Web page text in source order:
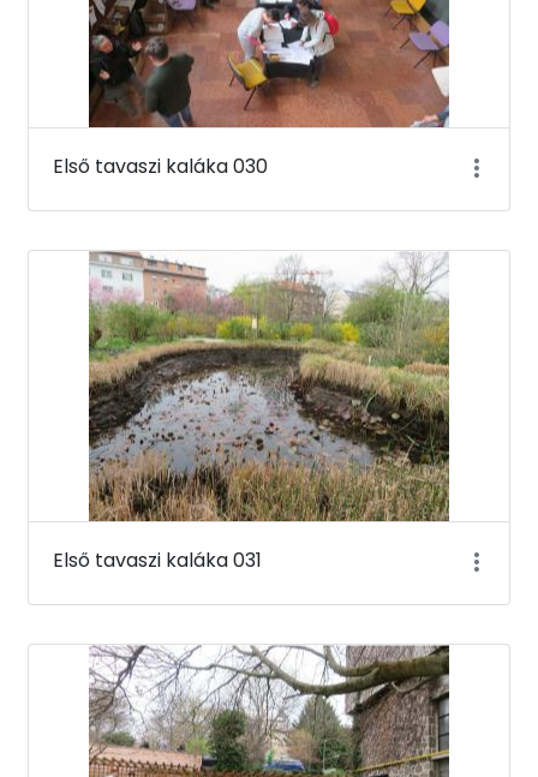
Első tavaszi kaláka 030
Első tavaszi kaláka 031